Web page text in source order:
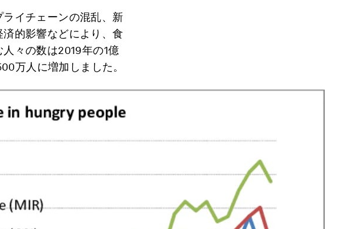
イチェーンの混乱、新
的影響などにより、食
々の数は2019年の1億
万人に増加しました。